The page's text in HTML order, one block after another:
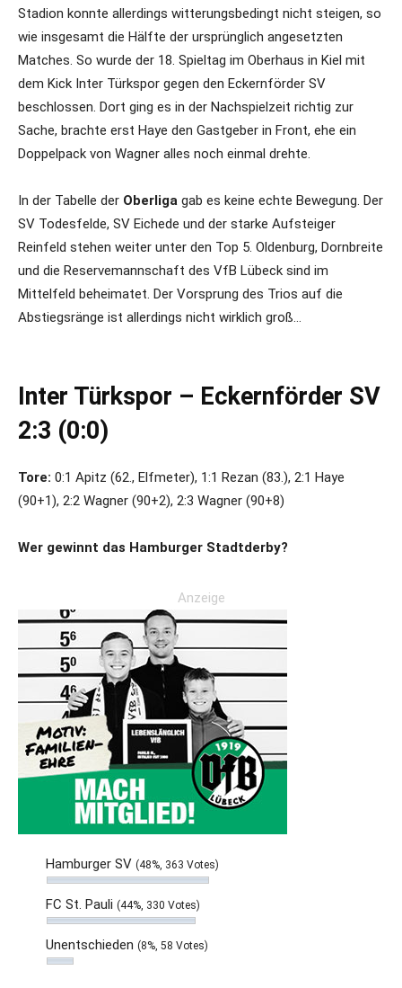
Stadion konnte allerdings witterungsbedingt nicht steigen, so
wie insgesamt die Hälfte der ursprünglich angesetzten
Matches. So wurde der 18. Spieltag im Oberhaus in Kiel mit
dem Kick Inter Türkspor gegen den Eckernförder SV
beschlossen. Dort ging es in der Nachspielzeit richtig zur
Sache, brachte erst Haye den Gastgeber in Front, ehe ein
Doppelpack von Wagner alles noch einmal drehte.
In der Tabelle der Oberliga gab es keine echte Bewegung. Der
SV Todesfelde, SV Eichede und der starke Aufsteiger
Reinfeld stehen weiter unter den Top 5. Oldenburg, Dornbreite
und die Reservemannschaft des VfB Lübeck sind im
Mittelfeld beheimatet. Der Vorsprung des Trios auf die
Abstiegsränge ist allerdings nicht wirklich groß…
Inter Türkspor – Eckernförder SV
2:3 (0:0)
Tore: 0:1 Apitz (62., Elfmeter), 1:1 Rezan (83.), 2:1 Haye
(90+1), 2:2 Wagner (90+2), 2:3 Wagner (90+8)
Wer gewinnt das Hamburger Stadtderby?
Anzeige
Hamburger SV (48%, 363 Votes)
FC St. Pauli (44%, 330 Votes)
Unentschieden (8%, 58 Votes)